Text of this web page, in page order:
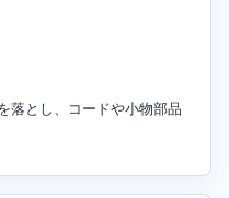
落とし、コードや小物部品